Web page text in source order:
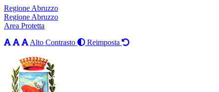
Regione Abruzzo
Regione Abruzzo
Area Protetta
Alto Contrasto
Reimposta